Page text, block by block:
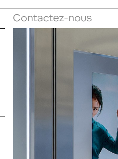
Contactez-nous